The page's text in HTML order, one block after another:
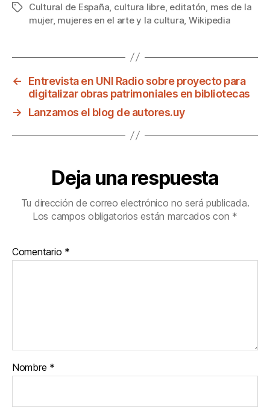
Etiquetas
Cultural de España, cultura libre, editatón, mes de la
mujer, mujeres en el arte y la cultura, Wikipedia
←
Entrevista en UNI Radio sobre proyecto para
digitalizar obras patrimoniales en bibliotecas
→
Lanzamos el blog de autores.uy
Deja una respuesta
Tu dirección de correo electrónico no será publicada.
Los campos obligatorios están marcados con *
Comentario *
Nombre *